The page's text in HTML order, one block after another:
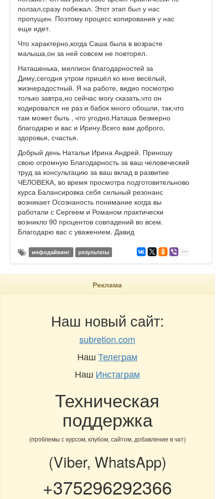
ползал,сразу побежал. Этот этап был у нас
пропущен. Поэтому процесс копирования у нас
еще идет.
Что характерно,когда Саша была в возрасте
малыша,он за ней совсем не повторял.
Наташенька, миллион благодарностей за
Диму,сегодня утром пришёл ко мне весёлый,
жизнерадостный. Я на работе, видио посмотрю
только завтра,но сейчас могу сказать,что он
кодировался не раз и бабок много обошли, так,что
там может быть , что угодно.Наташа безмерно
благодарю и вас и Ирину.Всего вам доброго,
здоровья, счастья.
Добрый день Натальи Ирина Андрей. Приношу
свою огромную Благодарность за ваш человеческий
труд за консультацию за ваш вклад в развитие
ЧЕЛОВЕКА, во время просмотра подготовительново
курса Балансировка себя сильный резонанс
возникает Осознаность понимание когда вы
работали с Сергеем и Романом практически
возникло 90 процентов совпадений во всем.
Благодарю вас с уважением. Давид
инфодайвинг результаты
Реклама
Наш новый сайт:
subretion.com
НашТелеграм
Наш Инстаграм
Техническая
поддержка
(проблемы с курсом, клубом, сайтом, добавление в чат)
(Viber, WhatsApp)
+375296292366